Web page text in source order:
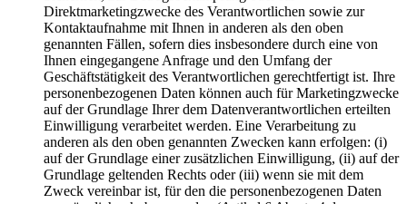
Direktmarketingzwecke des Verantwortlichen sowie zur
Kontaktaufnahme mit Ihnen in anderen als den oben
genannten Fällen, sofern dies insbesondere durch eine von
Ihnen eingegangene Anfrage und den Umfang der
Geschäftstätigkeit des Verantwortlichen gerechtfertigt ist. Ihre
personenbezogenen Daten können auch für Marketingzwecke
auf der Grundlage Ihrer dem Datenverantwortlichen erteilten
Einwilligung verarbeitet werden. Eine Verarbeitung zu
anderen als den oben genannten Zwecken kann erfolgen: (i)
auf der Grundlage einer zusätzlichen Einwilligung, (ii) auf der
Grundlage geltenden Rechts oder (iii) wenn sie mit dem
Zweck vereinbar ist, für den die personenbezogenen Daten